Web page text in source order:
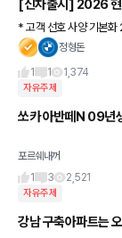
[신차출시] 2026 현
* 고객 선호 사양 기본
원격시동, 스마트 트렁크
정형돈
1
1 1,374
자유주제
쏘카 아반떼N 09년
포르쉐내꺼
1
3 2,521
자유주제
강남 구축아파트는